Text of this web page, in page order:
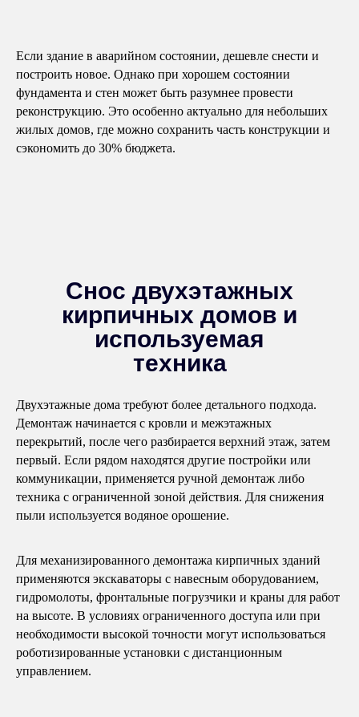
Если здание в аварийном состоянии, дешевле снести и
построить новое. Однако при хорошем состоянии
фундамента и стен может быть разумнее провести
реконструкцию. Это особенно актуально для небольших
жилых домов, где можно сохранить часть конструкции и
сэкономить до 30% бюджета.
Снос двухэтажных
кирпичных домов и
используемая
техника
Двухэтажные дома требуют более детального подхода.
Демонтаж начинается с кровли и межэтажных
перекрытий, после чего разбирается верхний этаж, затем
первый. Если рядом находятся другие постройки или
коммуникации, применяется ручной демонтаж либо
техника с ограниченной зоной действия. Для снижения
пыли используется водяное орошение.
Для механизированного демонтажа кирпичных зданий
применяются экскаваторы с навесным оборудованием,
гидромолоты, фронтальные погрузчики и краны для работ
на высоте. В условиях ограниченного доступа или при
необходимости высокой точности могут использоваться
роботизированные установки с дистанционным
управлением.